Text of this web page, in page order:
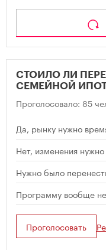
СТОИЛО ЛИ
СЕМЕЙНОЙ
Проголосовало: 85
Да, рынку нужно
Нет, изменения
Нужно было
Программу вообще
Проголосовать